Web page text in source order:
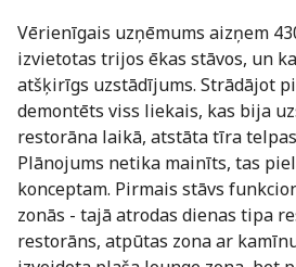
Vērienīgais uzņēmums aizņem
izvietotas trijos ēkas stāvos, un
atšķirīgs uzstādījums. Strādājot
demontēts viss liekais, kas bija
restorāna laikā, atstāta tīra
Plānojums netika mainīts, tas
konceptam. Pirmais stāvs
zonās - tajā atrodas dienas tipa
restorāns, atpūtas zona ar